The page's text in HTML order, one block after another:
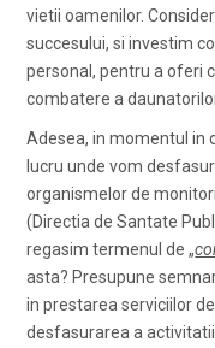
vietii oamenilor.
succesului, si investim
personal, pentru a oferi
combatere a
Adesea, in momentul in
lucru unde vom
organismelor de
(Directia de Santate
regasim termenul de „
asta? Presupune
in prestarea serviciilor
desfasurarea a activitatii.